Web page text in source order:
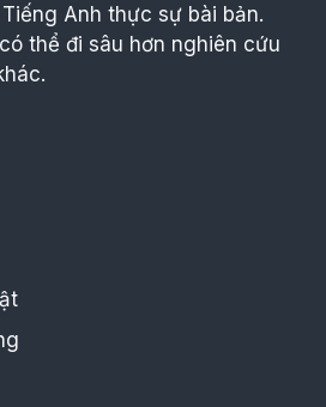
Anh thực sự bài bản.
thể đi sâu hơn nghiên cứu